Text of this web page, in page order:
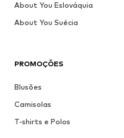
PROMOÇÕES
Blusões
Camisolas
T-shirts e Polos
About You Eslováquia
About You Suécia